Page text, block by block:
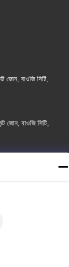
জোন, বাওজি সিটি,
জোন, বাওজি সিটি,
© -2026 Baoji Lihua